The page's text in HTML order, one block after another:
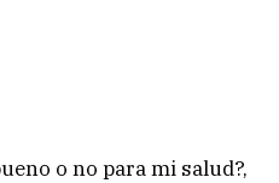
o no para mi salud?,